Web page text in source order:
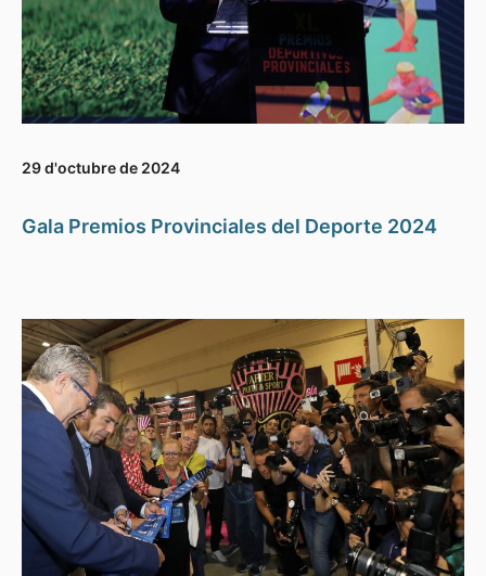
29 d'octubre de 2024
Gala Premios Provinciales del Deporte 2024